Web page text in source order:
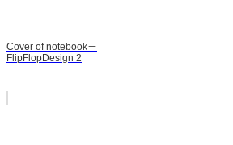
Cover of notebook－
FlipFlopDesign 2